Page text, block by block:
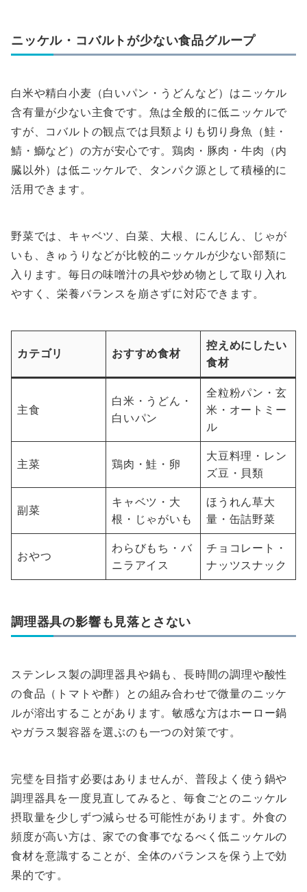
ニッケル・コバルトが少ない食品グループ
白米や精白小麦（白いパン・うどんなど）はニッケル
含有量が少ない主食です。魚は全般的に低ニッケルで
すが、コバルトの観点では貝類よりも切り身魚（鮭・
鯖・鰤など）の方が安心です。鶏肉・豚肉・牛肉（内
臓以外）は低ニッケルで、タンパク源として積極的に
活用できます。
野菜では、キャベツ、白菜、大根、にんじん、じゃが
いも、きゅうりなどが比較的ニッケルが少ない部類に
入ります。毎日の味噌汁の具や炒め物として取り入れ
やすく、栄養バランスを崩さずに対応できます。
カテゴリ おすすめ食材
控えめにしたい
食材
主食
白米・うどん・
白いパン
全粒粉パン・玄
米・オートミー
ル
主菜 鶏肉・鮭・卵
大豆料理・レン
ズ豆・貝類
副菜
キャベツ・大
根・じゃがいも
ほうれん草大
量・缶詰野菜
おやつ
わらびもち・バ
ニラアイス
チョコレート・
ナッツスナック
調理器具の影響も見落とさない
ステンレス製の調理器具や鍋も、長時間の調理や酸性
の食品（トマトや酢）との組み合わせで微量のニッケ
ルが溶出することがあります。敏感な方はホーロー鍋
やガラス製容器を選ぶのも一つの対策です。
完璧を目指す必要はありませんが、普段よく使う鍋や
調理器具を一度見直してみると、毎食ごとのニッケル
摂取量を少しずつ減らせる可能性があります。外食の
頻度が高い方は、家での食事でなるべく低ニッケルの
食材を意識することが、全体のバランスを保う上で効
果的です。